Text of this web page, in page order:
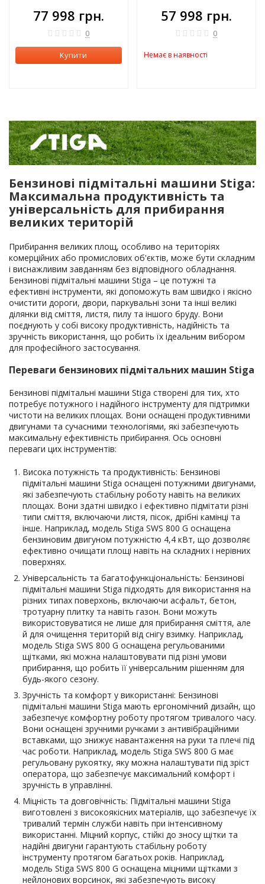
77 998 грн.
0
Купити
57 998 грн.
0
Немає в наявності
Бензинові підмітальні машини Stiga:
Максимальна продуктивність та
універсальність для прибирання
великих територій
Прибирання великих площ, особливо на територіях
комерційних або промислових об'єктів, може бути складним
і виснажливим завданням без відповідного обладнання.
Бензинові підмітальні машини Stiga – це потужні та
ефективні інструменти, які допоможуть вам швидко і якісно
очистити дороги, двори, паркувальні зони та інші великі
ділянки від сміття, листя, пилу та іншого бруду. Вони
поєднують у собі високу продуктивність, надійність та
зручність використання, що робить їх ідеальним вибором
для професійного застосування.
Переваги бензинових підмітальних машин Stiga
Бензинові підмітальні машини Stiga створені для тих, хто
потребує потужного і надійного інструменту для підтримки
чистоти на великих площах. Вони оснащені продуктивними
двигунами та сучасними технологіями, які забезпечують
максимальну ефективність прибирання. Ось основні
переваги цих інструментів:
Висока потужність та продуктивність: Бензинові
підмітальні машини Stiga оснащені потужними двигунами,
які забезпечують стабільну роботу навіть на великих
площах. Вони здатні швидко і ефективно підмітати різні
типи сміття, включаючи листя, пісок, дрібні камінці та
інше. Наприклад, модель Stiga SWS 800 G оснащена
бензиновим двигуном потужністю 4,4 кВт, що дозволяє
ефективно очищати площі навіть на складних і нерівних
поверхнях.
Універсальність та багатофункціональність: Бензинові
підмітальні машини Stiga підходять для використання на
різних типах поверхонь, включаючи асфальт, бетон,
тротуарну плитку та навіть газон. Вони можуть
використовуватися не лише для прибирання сміття, але
й для очищення територій від снігу взимку. Наприклад,
модель Stiga SWS 800 G оснащена регульованими
щітками, які можна налаштовувати під різні умови
прибирання, що робить її універсальним рішенням для
будь-якого сезону.
Зручність та комфорт у використанні: Бензинові
підмітальні машини Stiga мають ергономічний дизайн, що
забезпечує комфортну роботу протягом тривалого часу.
Вони оснащені зручними ручками з антивібраційними
вставками, що знижує навантаження на руки та плечі під
час роботи. Наприклад, модель Stiga SWS 800 G має
регульовану рукоятку, яку можна налаштувати під зріст
оператора, що забезпечує максимальний комфорт і
зручність в управлінні.
Міцність та довговічність: Підмітальні машини Stiga
виготовлені з високоякісних матеріалів, що забезпечує їх
тривалий термін служби навіть при інтенсивному
використанні. Міцний корпус, стійкі до зносу щітки та
надійні двигуни гарантують стабільну роботу
інструменту протягом багатьох років. Наприклад,
модель Stiga SWS 800 G оснащена міцними щітками з
нейлонових ворсинок, які забезпечують високу